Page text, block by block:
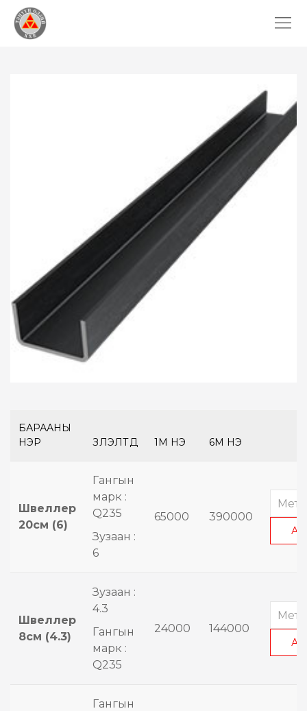
БАРААНЫ
НЭР
ҮЗҮҮЛЭЛТҮҮД 1М ҮНЭ 6М ҮНЭ
Швеллер
20см (6)
Гангын
марк :
Q235
Зузаан :
6
65000 390000
Швеллер
8см (4.3)
Зузаан :
4.3
Гангын
марк :
Q235
24000 144000
Гангын